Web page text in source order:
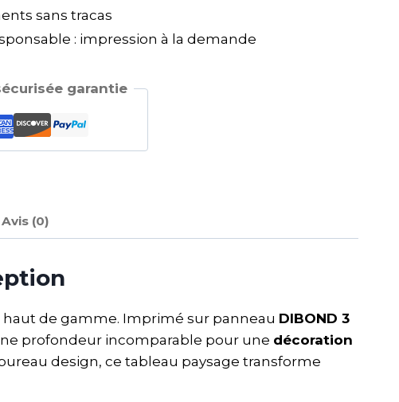
sans tracas
: impression à la demande
garantie
Avis (0)
de gamme. Imprimé sur panneau DIBOND 3
profondeur incomparable pour une décoration
design, ce tableau paysage transforme